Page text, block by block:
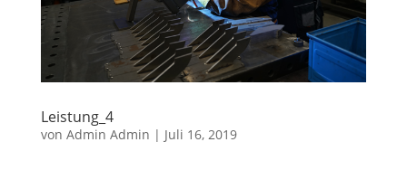
Leistung_4
von Admin Admin | Juli 16, 2019